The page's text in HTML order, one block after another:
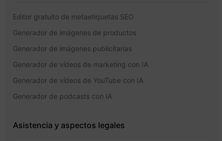
Editor gratuito de metaetiquetas SEO
Generador de imágenes de productos
Generador de imágenes publicitarias
Generador de vídeos de marketing con IA
Generador de vídeos de YouTube con IA
Generador de podcasts con IA
Asistencia y aspectos legales